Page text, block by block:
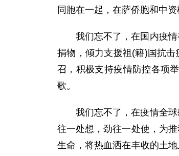
同胞在一起，在萨侨胞和中
我们忘不了，在国内疫
捐物，倾力支援祖(籍)国抗
召，积极支持疫情防控各项
歌。
我们忘不了，在疫情全
往一处想，劲往一处使，为
生命，将热血洒在丰收的土